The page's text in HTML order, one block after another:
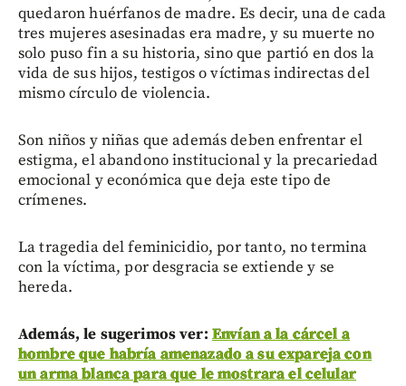
quedaron huérfanos de madre. Es decir, una de cada
tres mujeres asesinadas era madre, y su muerte no
solo puso fin a su historia, sino que partió en dos la
vida de sus hijos, testigos o víctimas indirectas del
mismo círculo de violencia.
Son niños y niñas que además deben enfrentar el
estigma, el abandono institucional y la precariedad
emocional y económica que deja este tipo de
crímenes.
La tragedia del feminicidio, por tanto, no termina
con la víctima, por desgracia se extiende y se
hereda.
Además, le sugerimos ver: Envían a la cárcel a
hombre que habría amenazado a su expareja con
un arma blanca para que le mostrara el celular